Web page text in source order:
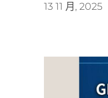
13 11 月, 2025